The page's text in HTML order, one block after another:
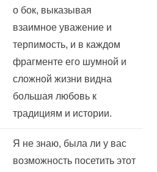
о бок, выказывая
взаимное уважение и
терпимость, и в каждом
фрагменте его шумной и
сложной жизни видна
большая любовь к
традициям и истории.
Я не знаю, была ли у вас
возможность посетить этот